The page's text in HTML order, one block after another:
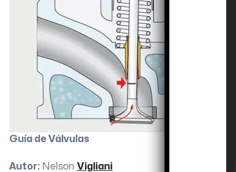
Guía de Válvulas
Autor: Nelson Vigliani